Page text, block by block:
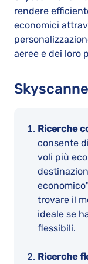
rendere
economici
aeree e dei loro
Ricerche
consente
voli più
trovare il
ideale se
flessibili.
Ricerche